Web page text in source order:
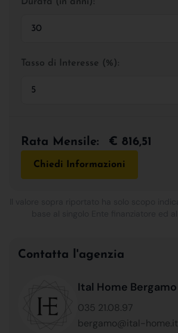
Tasso di Interesse (%):
Rata Mensile: € 816,51
Chiedi Informazioni
Contatta l'agenzia
Ital Home Bergamo
035 21.08.97
bergamo@ital-home.it